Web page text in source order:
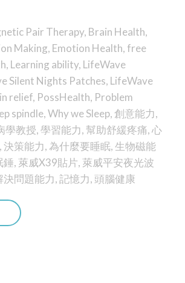
Pair Therapy, Brain Health,
Making, Emotion Health,free
, Learning ability, LifeWave
Silent Nights Patches, LifeWave
relief, PossHealth, Problem
spindle,Why we Sleep,創意能力,
學教授,學習能力,幫助舒緩疼痛,心
, 決策能力,為什麼要睡眠, 生物磁能
錘,萊威X39貼片,萊威平安夜光波
決問題能力,記憶力,頭腦健康